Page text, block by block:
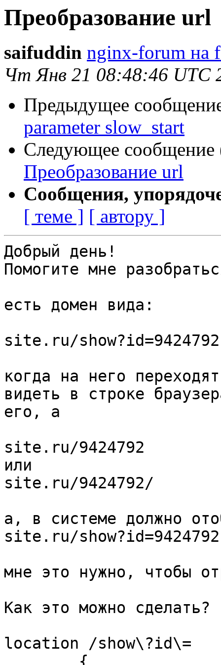
Преобразование url
saifuddin nginx-forum на
Чт Янв 21 08:48:46 UTC
Предыдущее
parameter slow_start
Следующее сообщение
Преобразование url
Сообщения,
[ теме ] [ автору ]
Добрый день!
Помогите мне
есть домен вида:
site.ru/
когда на него
видеть в строке
его, а
site.ru/9424792
или
site.ru/9424792/
а, в системе должно
site.ru/
мне это нужно, чтобы
Как это можно сделать?
location /show\?id\=